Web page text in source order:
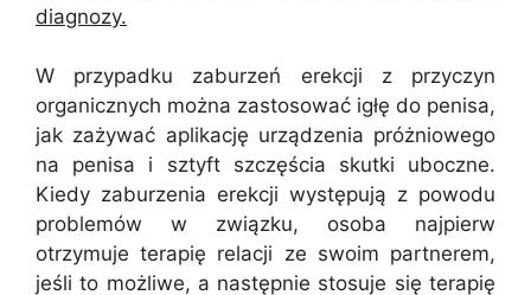
diagnozy.
W przypadku zaburzeń erekcji z przyczyn
organicznych można zastosować igłę do penisa,
jak zażywać aplikację urządzenia próżniowego
na penisa i sztyft szczęścia skutki uboczne.
Kiedy zaburzenia erekcji występują z powodu
problemów w związku, osoba najpierw
otrzymuje terapię relacji ze swoim partnerem,
jeśli to możliwe, a następnie stosuje się terapię